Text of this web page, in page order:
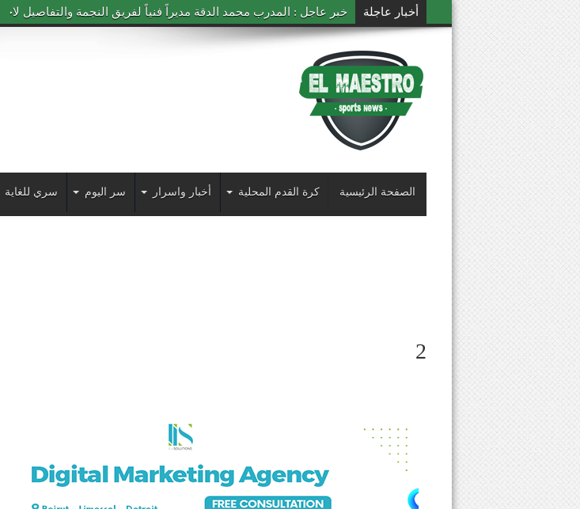
أخبار عاجلة خبر عاجل : المدرب محمد الدقة مديراً فنياً لفريق النجمة والتفاصيل لاحقاً
الصفحة الرئيسية كرة القدم المحلية أخبار واسرار سر اليوم سري للغاية
2